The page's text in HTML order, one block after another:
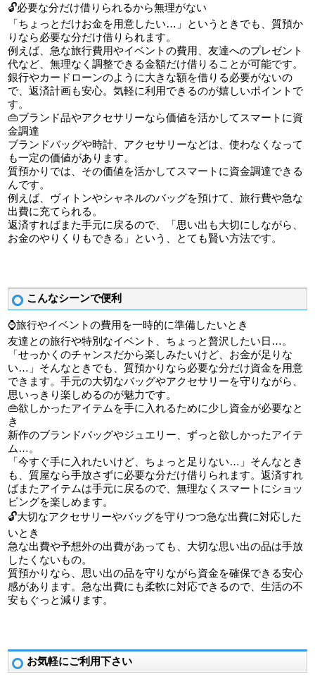
🔓必要な分だけ借りられるから無理がない
「ちょっとだけお金を用意したい…」というときでも、質預か
りなら必要な分だけ借りられます。
例えば、急な旅行費用やイベントの費用、友達へのプレゼント
代など、無理なく調整できる金額だけ借りることが可能です。
銀行やカードローンのように大きな額を借りる必要がないの
で、返済計画も安心。気軽に利用できるのが嬉しいポイントで
す。
👜ブランド品やアクセサリーなら価値を活かしてスマートに資
金調達
ブランドバッグや時計、アクセサリーなどは、使わなくなって
も一定の価値があります。
質預かりでは、その価値を活かしてスマートに資金調達できる
んです。
例えば、ヴィトンやシャネルのバッグを預けて、旅行費や急な
出費に充てられる。
返済すればまた手元に戻るので、「思い出も大切にしながら、
お金のやりくりもできる」という、とても賢い方法です。
こんなシーンで便利
⌚旅行やイベントの費用を一時的に準備したいとき
友達との旅行や特別なイベント、ちょっと贅沢したい日…。
「せっかくのチャンスだから楽しみたいけど、お金が足りな
い…」そんなときでも、質預かりなら必要な分だけ資金を用意
できます。手元の大切なバッグやアクセサリーを守りながら、
思いっきり楽しめるのが魅力です。
👜欲しかったアイテムを手に入れるために少し資金が必要なと
き
新作のブランドバッグやジュエリー、ずっと欲しかったアイテ
ム…。
「今すぐ手に入れたいけど、ちょっと足りない…」そんなとき
も、質屋なら手放さずに必要な分だけ借りられます。返済すれ
ばまたアイテムは手元に戻るので、無理なくスマートにショッ
ピングを楽しめます。
🔓大切なアクセサリーやバッグを守りつつ急な出費に対応した
いとき
急な出費や予想外の出費があっても、大切な思い出の品は手放
したくないもの。
質預かりなら、思い出の品を守りながら資金を確保できる安心
感があります。急な出費にも柔軟に対応できるので、生活の不
安もぐっと減ります。
お気軽にご利用下さい